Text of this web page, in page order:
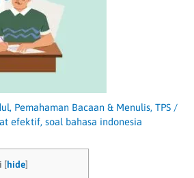
, Pemahaman Bacaan & Menulis, TPS /
efektif, soal bahasa indonesia
[hide]